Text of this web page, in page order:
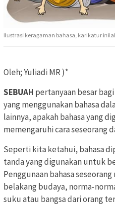
Ilustrasi keragaman bahasa, karikatur
Oleh; Yuliadi MR )*
SEBUAH pertanyaan besar
yang menggunakan bahasa
lainnya, apakah bahasa yang
memengaruhi cara seseorang
Seperti kita ketahui, bahasa
tanda yang digunakan untuk
Penggunaan bahasa
belakang budaya, norma-
suku atau bangsa dari orang